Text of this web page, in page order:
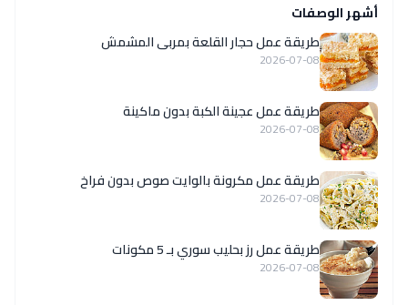
أشهر الوصفات
طريقة عمل حجار القلعة بمربى المشمش
2026-07-08
طريقة عمل عجينة الكبة بدون ماكينة
2026-07-08
طريقة عمل مكرونة بالوايت صوص بدون فراخ
2026-07-08
طريقة عمل رز بحليب سوري بـ 5 مكونات
2026-07-08